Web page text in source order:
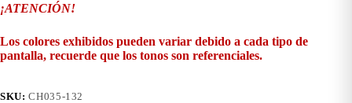
¡ATENCIÓN!
Los colores exhibidos pueden variar debido a cada tipo de
pantalla, recuerde que los tonos son referenciales.
SKU:CH035-132